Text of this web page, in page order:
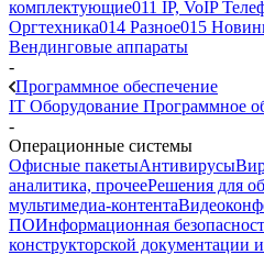
комплектующие011 IP, VoIP
Оргтехника014 Разное015
Вендинговые аппараты
-
Программное обеспечение
IT Оборудование Программное
-
Операционные системы
Офисные пакетыАнтивирусы
аналитика, прочееРешения для
мультимедиа-контента
ПОИнформационная
конструкторской